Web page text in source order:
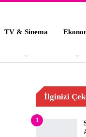
TV & Sinema
İlginizi
1